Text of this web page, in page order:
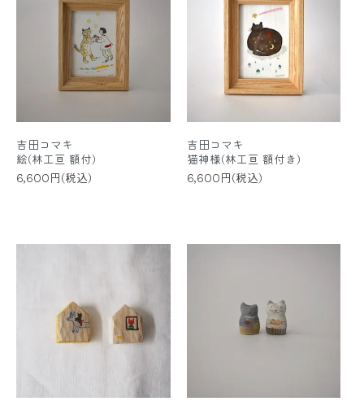
吉田コマキ
絵(林工亘 額付)
6,600円(税込)
吉田コマキ
猫神様(林工亘 額付き)
6,600円(税込)